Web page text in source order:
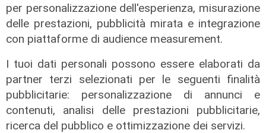
per personalizzazione dell'esperienza, misurazione
delle prestazioni, pubblicità mirata e integrazione
con piattaforme di audience measurement.
I tuoi dati personali possono essere elaborati da
partner terzi selezionati per le seguenti finalità
pubblicitarie: personalizzazione di annunci e
contenuti, analisi delle prestazioni pubblicitarie,
ricerca del pubblico e ottimizzazione dei servizi.
il fatto